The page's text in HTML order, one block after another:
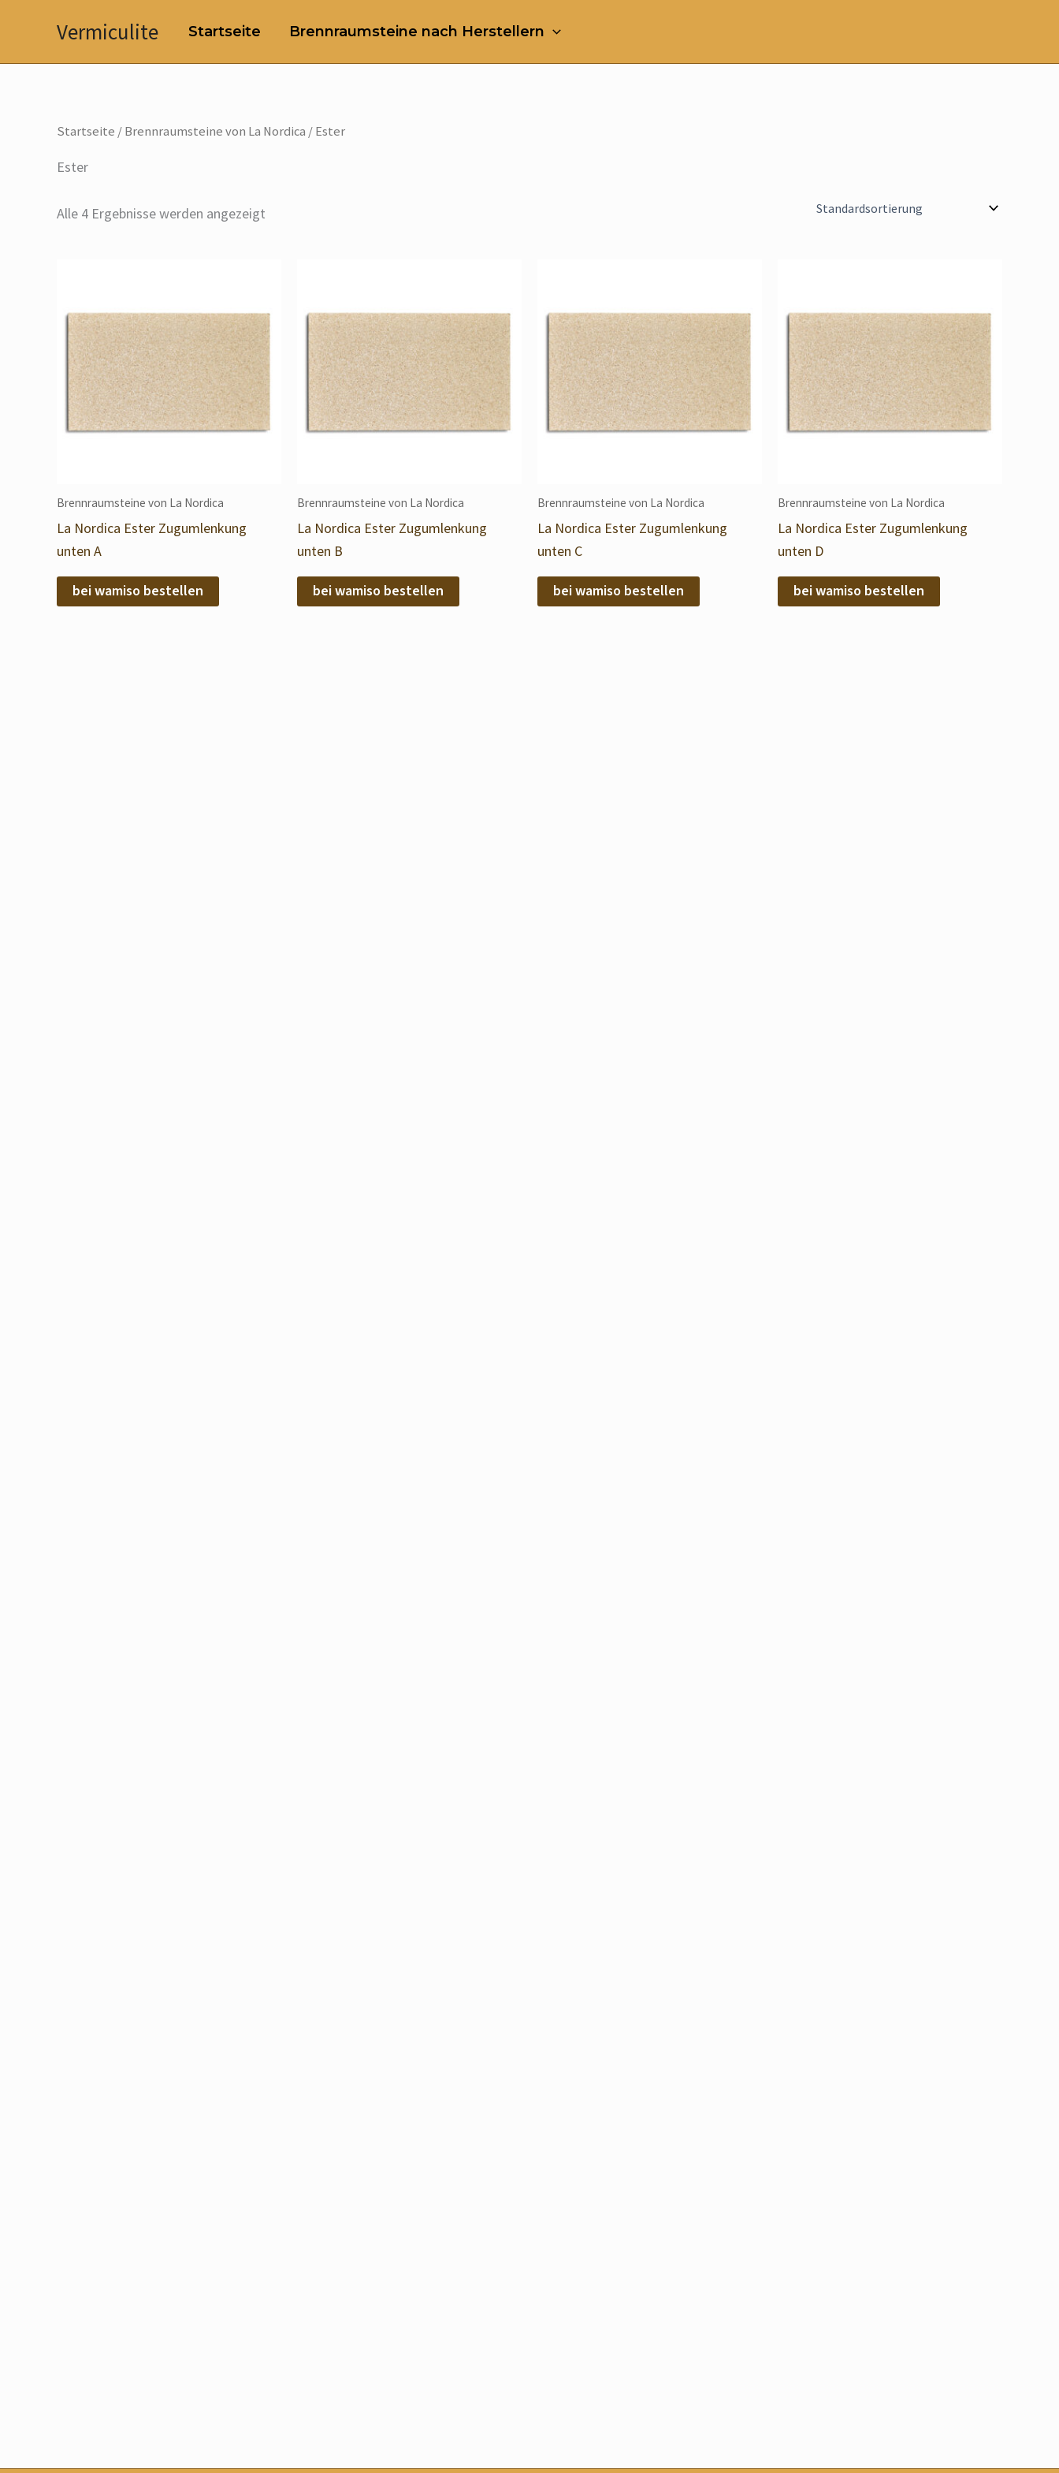
Vermiculite Startseite Brennraumsteine nach Herstellern
Startseite /Brennraumsteine von La Nordica / Ester
Ester
Alle 4 Ergebnisse werden angezeigt
Brennraumsteine von La Nordica
La Nordica Ester Zugumlenkung
unten A
bei wamiso bestellen
Brennraumsteine von La Nordica
La Nordica Ester Zugumlenkung
unten B
bei wamiso bestellen
Brennraumsteine von La Nordica
La Nordica Ester Zugumlenkung
unten C
bei wamiso bestellen
Brennraumsteine von La Nordica
La Nordica Ester Zugumlenkung
unten D
bei wamiso bestellen